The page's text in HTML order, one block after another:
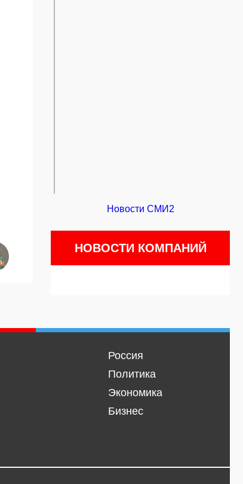
Новости СМИ2
НОВОСТИ КОМПАНИЙ
Россия
Политика
Экономика
Бизнес